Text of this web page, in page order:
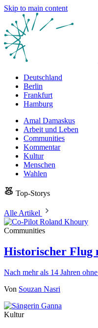
Skip to main content
Deutschland
Berlin
Frankfurt
Hamburg
Amal Damaskus
Arbeit und Leben
Communities
Kommentar
Kultur
Menschen
Wahlen
Top-Storys
Alle Artikel
Communities
Historischer Flug
Nach mehr als 14 Jahren
Von Souzan Nasri
Kultur